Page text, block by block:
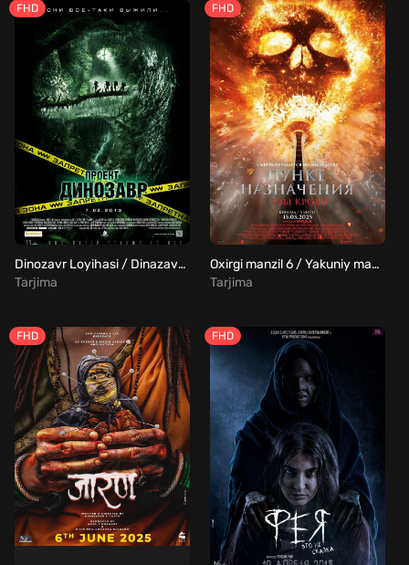
FHD
Dinozavr Loyihasi / Dinazavr proyekti Uzbek Tilida
Tarjima
FHD
Oxirgi manzil 6 / Yakuniy manzil: Bloodlines Uzbek Tilida
Tarjima
FHD FHD